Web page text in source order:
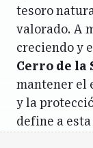
tesoro
valorado. A
creciendo y
Cerro de la
mantener el
y la
define a